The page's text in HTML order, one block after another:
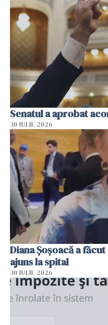
Senatul a aprobat
30 IULIE 2026
Diana Șoșoacă a
ajuns la spital
30 IULIE 2026